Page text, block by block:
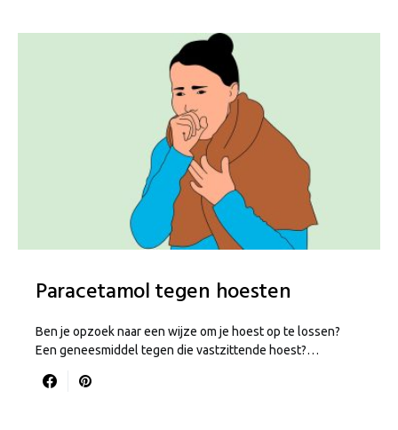
Paracetamol tegen hoesten
Ben je opzoek naar een wijze om je hoest op te lossen?
Een geneesmiddel tegen die vastzittende hoest?…